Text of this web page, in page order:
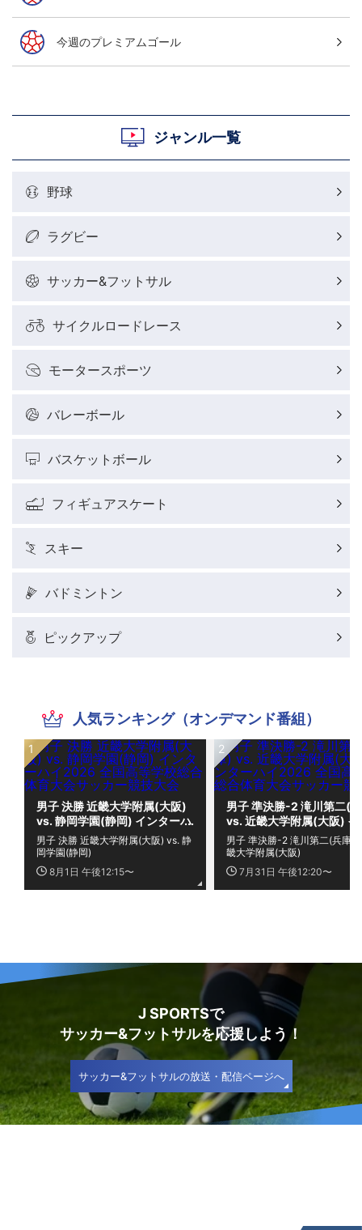
今週のプレミアムゴール
ジャンル一覧
野球
ラグビー
サッカー&フットサル
サイクルロードレース
モータースポーツ
バレーボール
バスケットボール
フィギュアスケート
スキー
バドミントン
ピックアップ
人気ランキング（オンデマンド番組）
男子 決勝 近畿大学附属(大阪)
vs. 静岡学園(静岡) インターハ
イ2026 全国高等学校総合体
育大会サッカー競技大会
8月1日 午後12:15〜
男子 決勝 近畿大学附属(大阪) vs. 静
岡学園(静岡)
男子 準決勝-2 滝川第二(
vs. 近畿大学附属(大阪) イ
ーハイ2026 全国高等学
合体育大会サッカー競技
7月31日 午後12:20〜
男子 準決勝-2 滝川第二(兵庫)
畿大学附属(大阪)
J SPORTSで
サッカー&フットサルを応援しよう！
サッカー&フットサルの放送・配信ページへ